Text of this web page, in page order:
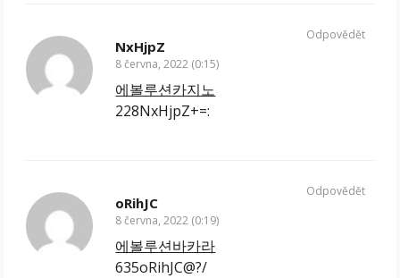
NxHjpZ
8 června, 2022 (0:15)
에볼루션카지노
228NxHjpZ+=:
Odpovědět
oRihJC
8 června, 2022 (0:19)
에볼루션바카라
635oRihJC@?/
Odpovědět